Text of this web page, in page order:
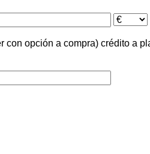
con opción a compra) crédito a